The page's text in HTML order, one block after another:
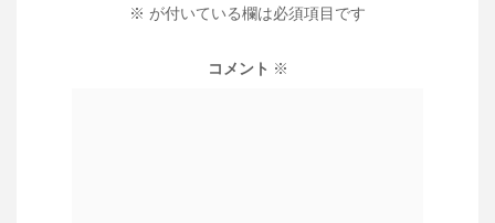
※ が付いている欄は必須項目です
コメント ※